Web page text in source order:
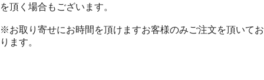
を頂く場合もございます。
※お取り寄せにお時間を頂けますお客様のみご注文を頂いてお
ります。